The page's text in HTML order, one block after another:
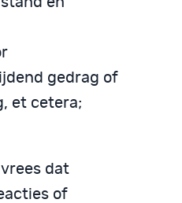
gedrag of
et cetera;
vrees dat
of